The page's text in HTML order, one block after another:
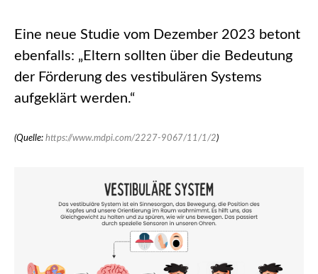
Eine neue Studie vom Dezember 2023 betont
ebenfalls: „Eltern sollten über die Bedeutung
der Förderung des vestibulären Systems
aufgeklärt werden.“
(Quelle: https://www.mdpi.com/2227-9067/11/1/2)